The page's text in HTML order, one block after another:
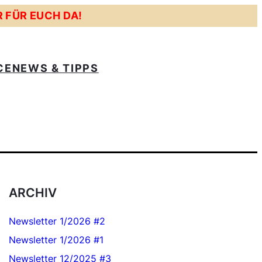
FÜR EUCH DA!
NEWS & TIPPS
ARCHIV
Newsletter 1/2026 #2
Newsletter 1/2026 #1
Newsletter 12/2025 #3